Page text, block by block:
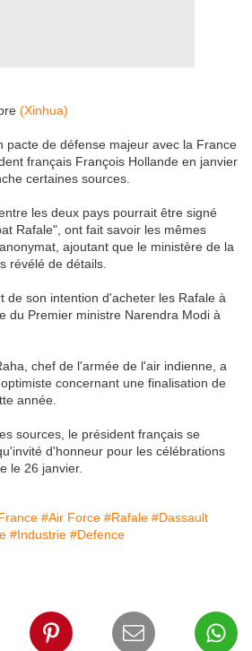
(Xinhua)
pacte de défense majeur avec la France
français François Hollande en janvier
certaines sources.
les deux pays pourrait être signé
Rafale", ont fait savoir les mêmes
ajoutant que le ministère de la
révélé de détails.
de son intention d'acheter les Rafale à
du Premier ministre Narendra Modi à
chef de l'armée de l'air indienne, a
concernant une finalisation de
année.
sources, le président français se
d'honneur pour les célébrations
le 26 janvier.
#Air Force #Rafale #Dassault
#Industrie #Defence